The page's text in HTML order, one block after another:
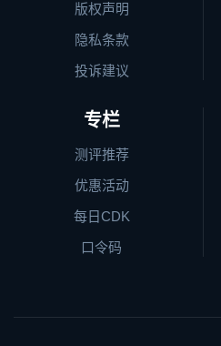
版权声明
隐私条款
投诉建议
专栏
测评推荐
优惠活动
每日CDK
口令码